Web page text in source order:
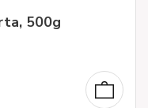
500g